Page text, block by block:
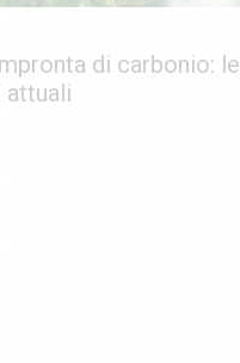
di carbonio: le
attuali